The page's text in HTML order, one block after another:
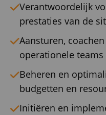
Verantwoordelijk
prestaties van de
Aansturen,
operationele
Beheren en
budgetten en
Initiëren en